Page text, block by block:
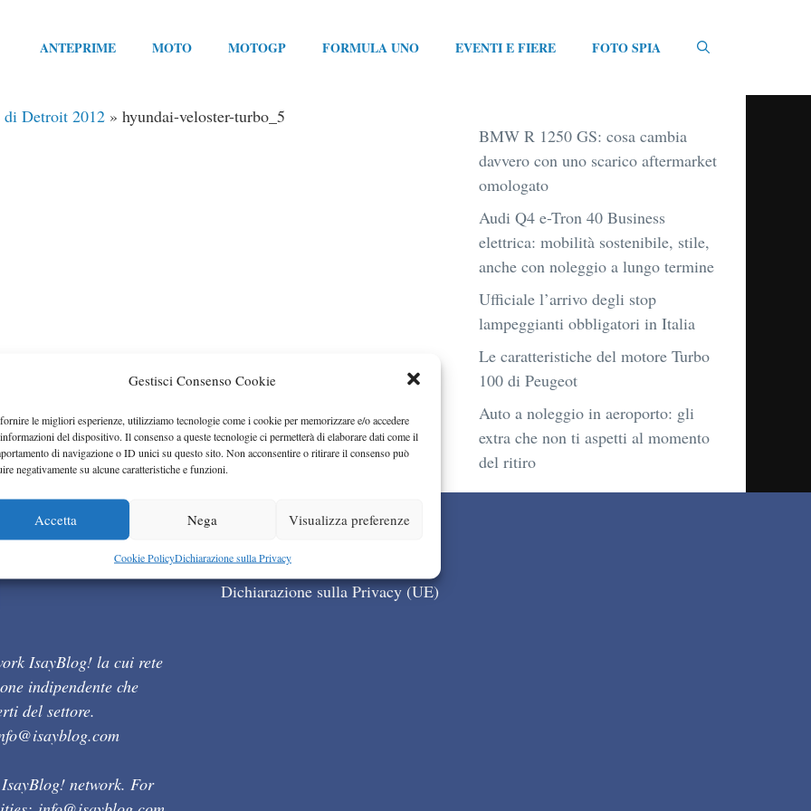
Gestisci Consenso Cookie
le migliori esperienze, utilizziamo tecnologie come i cookie per memorizzare e/o accedere
del dispositivo. Il consenso a queste tecnologie ci permetterà di elaborare dati come il
di navigazione o ID unici su questo sito. Non acconsentire o ritirare il consenso può
negativamente su alcune caratteristiche e funzioni.
Accetta Nega Visualizza preferenze
Cookie PolicyDichiarazione sulla Privacy
ANTEPRIME MOTO MOTOGP FORMULA UNO EVENTI E FIERE FOTO SPIA
di Detroit 2012 » hyundai-veloster-turbo_5
BMW R 1250 GS: cosa cambia
davvero con uno scarico aftermarket
omologato
Audi Q4 e-Tron 40 Business
elettrica: mobilità sostenibile, stile,
anche con noleggio a lungo termine
Ufficiale l’arrivo degli stop
lampeggianti obbligatori in Italia
Le caratteristiche del motore Turbo
100 di Peugeot
Auto a noleggio in aeroporto: gli
extra che non ti aspetti al momento
del ritiro
IsayBlog! la cui rete
indipendente che
del settore.
network. For
Cookie Policy (UE)
Dichiarazione sulla Privacy (UE)